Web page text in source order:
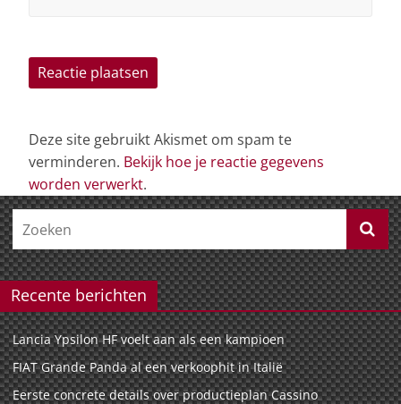
Deze site gebruikt Akismet om spam te
verminderen. Bekijk hoe je reactie gegevens
worden verwerkt.
Recente berichten
Lancia Ypsilon HF voelt aan als een kampioen
FIAT Grande Panda al een verkoophit in Italië
Eerste concrete details over productieplan Cassino